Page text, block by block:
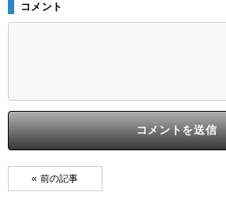
コメント
« 前の記事